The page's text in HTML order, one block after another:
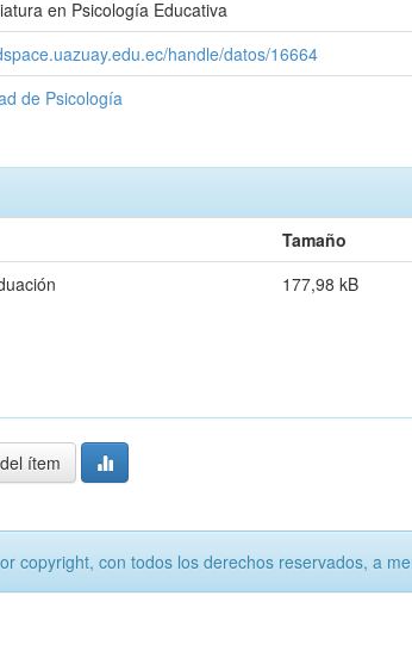
en Psicología Educativa
handle/datos/16664
de Psicología
Tamaño
177,98 kB
ítem
copyright, con todos los derechos reservados, a